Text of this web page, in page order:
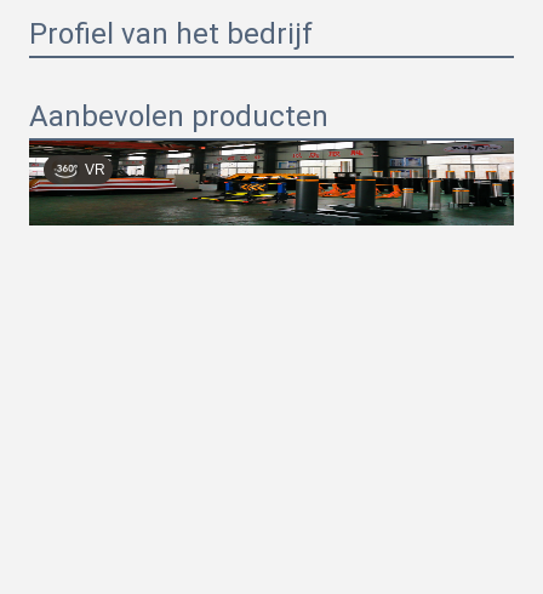
Profiel van het bedrijf
Aanbevolen producten
VR